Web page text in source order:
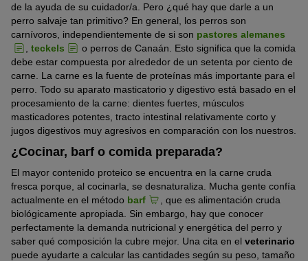
de la ayuda de su cuidador/a. Pero ¿qué hay que darle a un
perro salvaje tan primitivo? En general, los perros son
carnívoros, independientemente de si son pastores alemanes
teckels
o perros de Canaán. Esto significa que la comida
debe estar compuesta por alrededor de un setenta por ciento de
carne. La carne es la fuente de proteínas más importante para el
perro. Todo su aparato masticatorio y digestivo está basado en el
procesamiento de la carne: dientes fuertes, músculos
masticadores potentes, tracto intestinal relativamente corto y
jugos digestivos muy agresivos en comparación con los nuestros.
¿Cocinar, barf o comida preparada?
El mayor contenido proteico se encuentra en la carne cruda
fresca porque, al cocinarla, se desnaturaliza. Mucha gente confía
actualmente en el método barf
, que es alimentación cruda
biológicamente apropiada. Sin embargo, hay que conocer
perfectamente la demanda nutricional y energética del perro y
saber qué composición la cubre mejor. Una cita en el veterinario
puede ayudarte a calcular las cantidades según su peso, tamaño